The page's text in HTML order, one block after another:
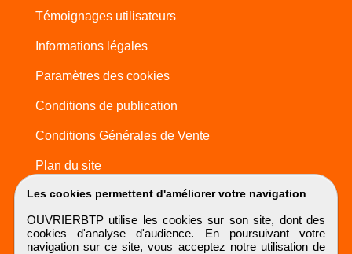
Les cookies permettent d'améliorer votre navigation
OUVRIERBTP utilise les cookies sur son site, dont des
cookies d'analyse d'audience. En poursuivant votre
navigation sur ce site, vous acceptez notre utilisation de
Témoignages utilisateurs
Informations légales
Paramètres des cookies
Conditions de publication
Conditions Générales de Vente
Plan du site